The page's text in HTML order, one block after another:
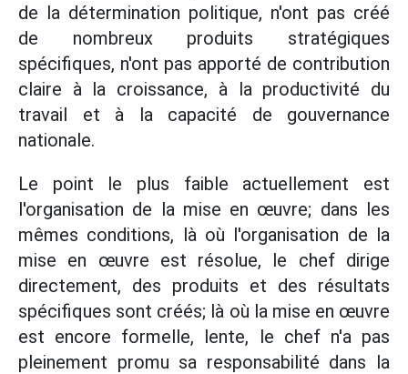
de la détermination politique, n'ont pas créé
de nombreux produits stratégiques
spécifiques, n'ont pas apporté de contribution
claire à la croissance, à la productivité du
travail et à la capacité de gouvernance
nationale.
Le point le plus faible actuellement est
l'organisation de la mise en œuvre; dans les
mêmes conditions, là où l'organisation de la
mise en œuvre est résolue, le chef dirige
directement, des produits et des résultats
spécifiques sont créés; là où la mise en œuvre
est encore formelle, lente, le chef n'a pas
pleinement promu sa responsabilité dans la